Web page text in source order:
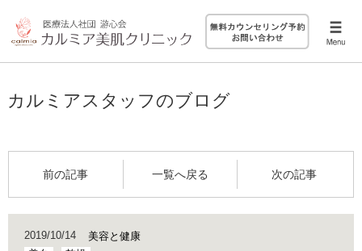
カルミアスタッフのブログ
前の記事 一覧へ戻る 次の記事
2019/10/14
美容と健康